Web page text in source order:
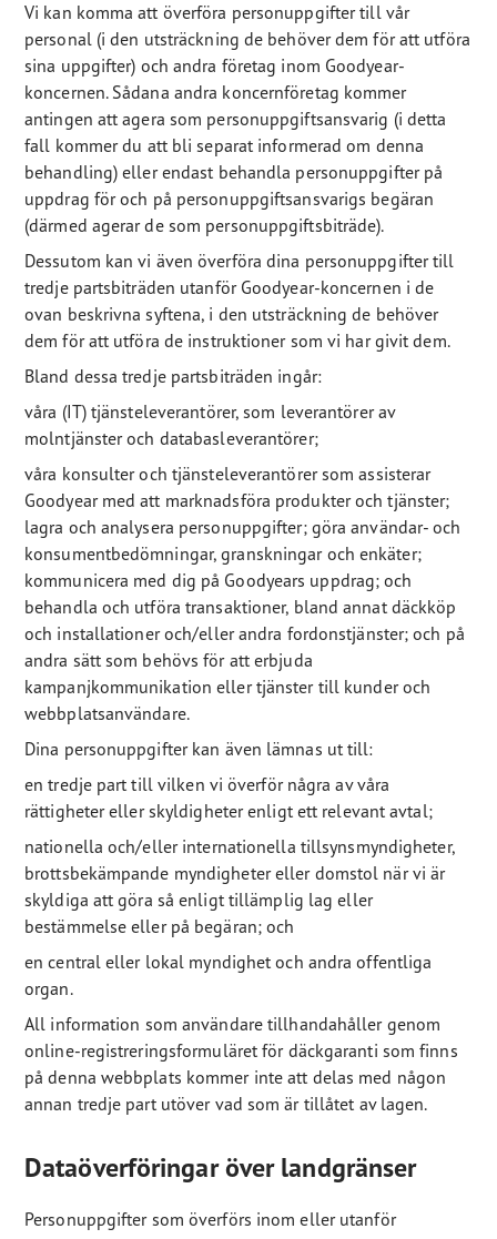
Vi kan komma att överföra personuppgifter till vår
personal (i den utsträckning de behöver dem för att utföra
sina uppgifter) och andra företag inom Goodyear-
koncernen. Sådana andra koncernföretag kommer
antingen att agera som personuppgiftsansvarig (i detta
fall kommer du att bli separat informerad om denna
behandling) eller endast behandla personuppgifter på
uppdrag för och på personuppgiftsansvarigs begäran
(därmed agerar de som personuppgiftsbiträde).
Dessutom kan vi även överföra dina personuppgifter till
tredje partsbiträden utanför Goodyear-koncernen i de
ovan beskrivna syftena, i den utsträckning de behöver
dem för att utföra de instruktioner som vi har givit dem.
Bland dessa tredje partsbiträden ingår:
våra (IT) tjänsteleverantörer, som leverantörer av
molntjänster och databasleverantörer;
våra konsulter och tjänsteleverantörer som assisterar
Goodyear med att marknadsföra produkter och tjänster;
lagra och analysera personuppgifter; göra användar- och
konsumentbedömningar, granskningar och enkäter;
kommunicera med dig på Goodyears uppdrag; och
behandla och utföra transaktioner, bland annat däckköp
och installationer och/eller andra fordonstjänster; och på
andra sätt som behövs för att erbjuda
kampanjkommunikation eller tjänster till kunder och
webbplatsanvändare.
Dina personuppgifter kan även lämnas ut till:
en tredje part till vilken vi överför några av våra
rättigheter eller skyldigheter enligt ett relevant avtal;
nationella och/eller internationella tillsynsmyndigheter,
brottsbekämpande myndigheter eller domstol när vi är
skyldiga att göra så enligt tillämplig lag eller
bestämmelse eller på begäran; och
en central eller lokal myndighet och andra offentliga
organ.
All information som användare tillhandahåller genom
online-registreringsformuläret för däckgaranti som finns
på denna webbplats kommer inte att delas med någon
annan tredje part utöver vad som är tillåtet av lagen.
Dataöverföringar över landgränser
Personuppgifter som överförs inom eller utanför